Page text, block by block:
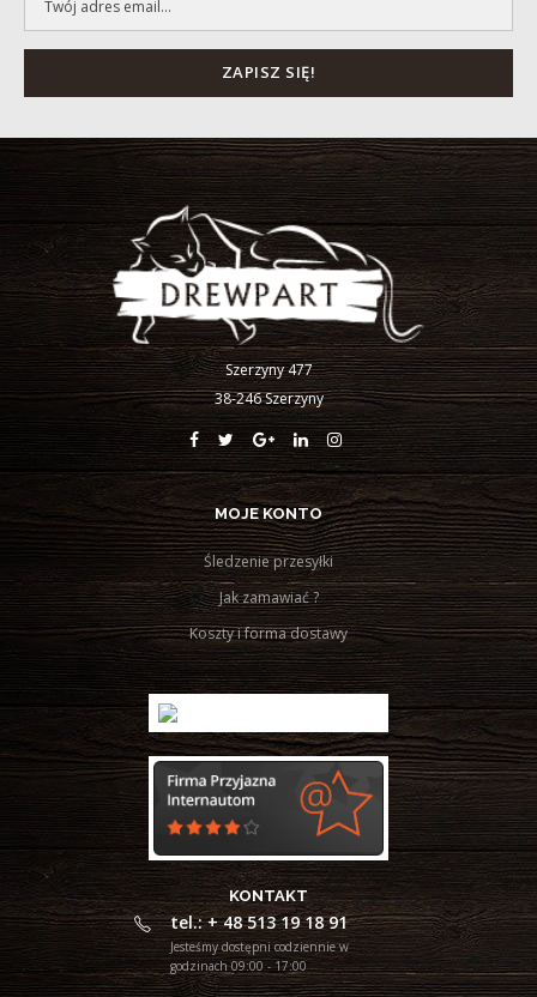
Szerzyny 477
38-246 Szerzyny
MOJE KONTO
Śledzenie przesyłki
Jak zamawiać ?
Koszty i forma dostawy
KONTAKT
tel.: + 48 513 19 18 91
Jesteśmy dostępni codziennie w
godzinach 09:00 - 17:00